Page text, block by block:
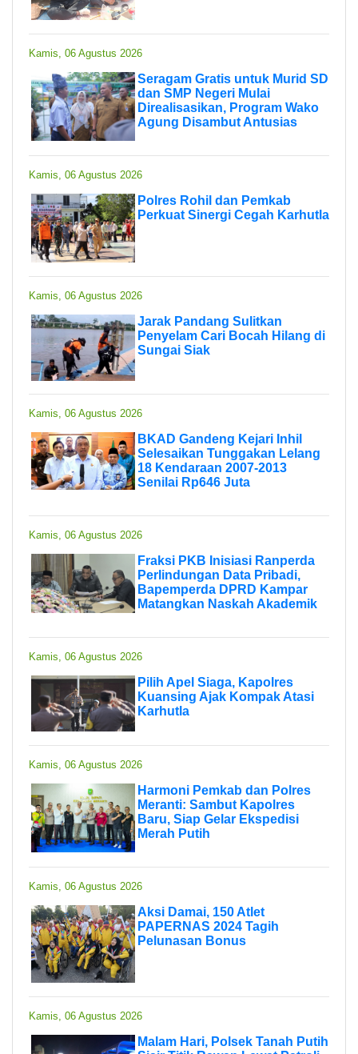
Kamis, 06 Agustus 2026
Seragam Gratis untuk Murid SD
dan SMP Negeri Mulai
Direalisasikan, Program Wako
Agung Disambut Antusias
Kamis, 06 Agustus 2026
Polres Rohil dan Pemkab
Perkuat Sinergi Cegah Karhutla
Kamis, 06 Agustus 2026
Jarak Pandang Sulitkan
Penyelam Cari Bocah Hilang di
Sungai Siak
Kamis, 06 Agustus 2026
BKAD Gandeng Kejari Inhil
Selesaikan Tunggakan Lelang
18 Kendaraan 2007-2013
Senilai Rp646 Juta
Kamis, 06 Agustus 2026
Fraksi PKB Inisiasi Ranperda
Perlindungan Data Pribadi,
Bapemperda DPRD Kampar
Matangkan Naskah Akademik
Kamis, 06 Agustus 2026
Pilih Apel Siaga, Kapolres
Kuansing Ajak Kompak Atasi
Karhutla
Kamis, 06 Agustus 2026
Harmoni Pemkab dan Polres
Meranti: Sambut Kapolres
Baru, Siap Gelar Ekspedisi
Merah Putih
Kamis, 06 Agustus 2026
Aksi Damai, 150 Atlet
PAPERNAS 2024 Tagih
Pelunasan Bonus
Kamis, 06 Agustus 2026
Malam Hari, Polsek Tanah Putih